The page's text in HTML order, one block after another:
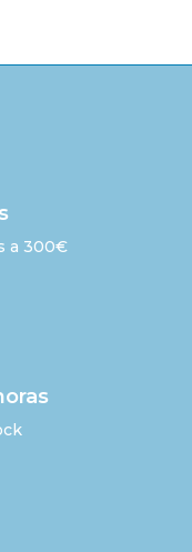
160,00 €.125,00 €.
a 300€